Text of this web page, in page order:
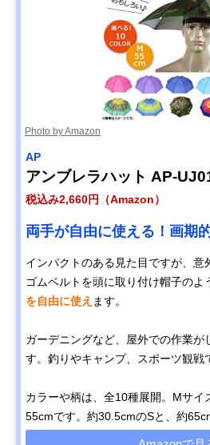
Photo by Amazon
AP
アンブレラハット AP-
税込み2,660円（Amazon）
両手が自由に使える！画期
インパクトのある見た目ですが、意
ゴムベルトを頭に取り付け帽子のよ
を自由に使え ます。
ガーデニングなど、屋外での作業が
す。釣りやキャンプ、スポーツ観戦
カラーや柄は、全10種展開。Mサイ
55cmです。約30.5cmのSと、約